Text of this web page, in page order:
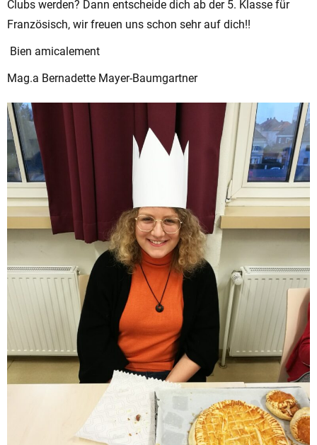
Clubs werden? Dann entscheide dich ab der 5. Klasse für
Französisch, wir freuen uns schon sehr auf dich!!
Bien amicalement
Mag.a Bernadette Mayer-Baumgartner